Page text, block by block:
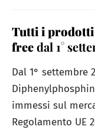
Tutti i prodotti
freedal 1°
Dal 1° settembre
immessi sul
Regolamento UE